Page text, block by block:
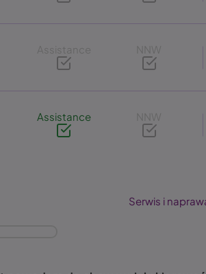
Assistance NNW
Assistance NNW
Serwis i